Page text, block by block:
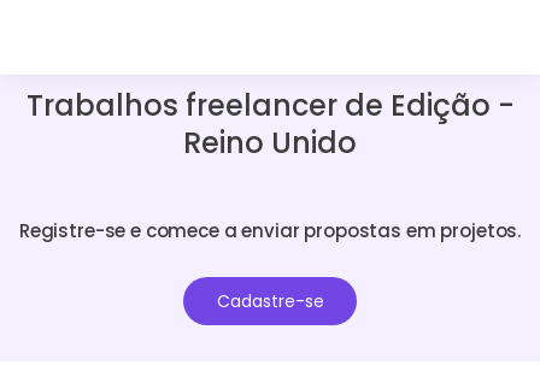
Trabalhos freelancer de Edição -
Reino Unido
Registre-se e comece a enviar propostas em projetos.
Cadastre-se